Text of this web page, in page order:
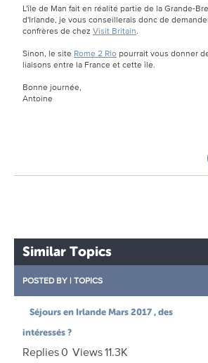
L'île de Man fait en réalité partie de la Grande-
d'Irlande, je vous conseillerais donc de
confrères de chez Visit Britain.
Sinon, le site Rome 2 Rio pourrait vous donner
liaisons entre la France et cette île.
Bonne journée,
Antoine
Similar Topics
POSTED BY | TOPICS
Séjours en Irlande Mars 2017 , des
intéressés ?
Replies0 Views11.3K